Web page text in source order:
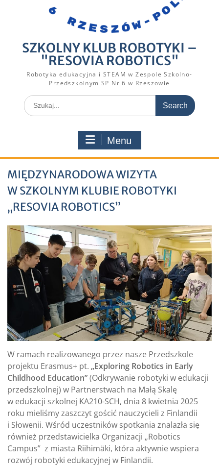
SZKOLNY KLUB ROBOTYKI –
"RESOVIA ROBOTICS"
Robotyka edukacyjna i STEAM w Zespole Szkolno-
Przedszkolnym SP Nr 6 w Rzeszowie
Search
for:
Menu
MIĘDZYNARODOWA WIZYTA
W SZKOLNYM KLUBIE ROBOTYKI
„RESOVIA ROBOTICS”
W ramach realizowanego przez nasze Przedszkole
projektu Erasmus+ pt. „Exploring Robotics in Early
Childhood Education”(Odkrywanie robotyki w edukacji
przedszkolnej) w Partnerstwach na Małą Skalę
w edukacji szkolnej KA210-SCH, dnia 8 kwietnia 2025
roku mieliśmy zaszczyt gościć nauczycieli z Finlandii
i Słowenii. Wśród uczestników spotkania znalazła się
również przedstawicielka Organizacji „Robotics
Campus” z miasta Riihimäki, która aktywnie wspiera
rozwój robotyki edukacyjnej w Finlandii.